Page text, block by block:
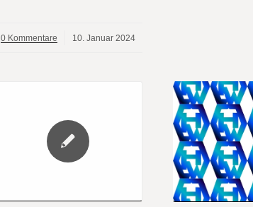
0 Kommentare
/ 10. Januar 2024